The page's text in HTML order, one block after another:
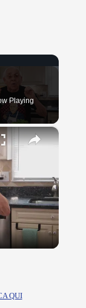
Playing
×
QUI